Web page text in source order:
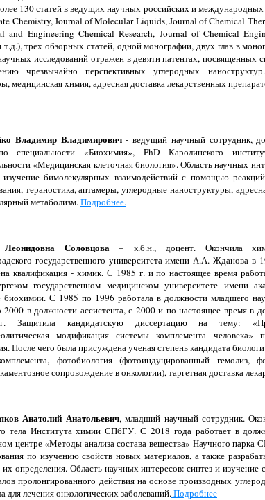
130 статей в ведущих научных российских и
Chemistry, Journal of Molecular Liquids, Journal of Chemical
and Engineering Chemical Research, Journal of Chemical
трех обзорных статей, одной монографии, двух глав в
исследований отражен в девяти патентах, посвященных
чрезвычайно перспективных углеродных
медицинская химия, адресная доставка лекарственных
Владимир Владимирович- ведущий научный сотрудник,
специальности «Биохимия», PhD Каролинского
«Медицинская клеточная биология». Область научных
бимолекулярных взаимодействий с помощью
тераностика, аптамеры, углеродные наноструктуры,
метаболизм.Подробнее.
Соловцова– к.б.н., доцент. Окончила
государственного университета имени А.А. Жданова в
квалификация - химик. С 1985 г. и по настоящее время
государственном медицинском университете имени
биохимии. С 1985 по 1996 работала в должности младшего
2000 в должности ассистента, с 2000 и по настоящее время в
Защитила кандидатскую диссертацию на тему:
модификация системы комплемента человека»
После чего была присуждена ученая степень кандидата
фотобиология (фотоиндуцированный гемолиз,
сопровождение в онкологии), таргетная доставка
Анатолий Анатольевич, младший научный сотрудник.
тела Института химии СПбГУ. С 2018 года работает в
центре «Методы анализа состава вещества» Научного парка
по изучению свойств новых материалов, а также
определения. Область научных интересов: синтез и изучение
пролонгированного действия на основе производных
для лечения онкологических заболеваний.Подробнее